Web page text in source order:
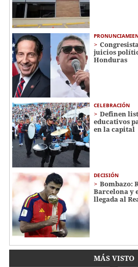
juicios
Honduras
CELEBRACIÓN
Definen
educativos
en la capital
DECISIÓN
Bombazo:
Barcelona y
llegada al
MÁS VISTO